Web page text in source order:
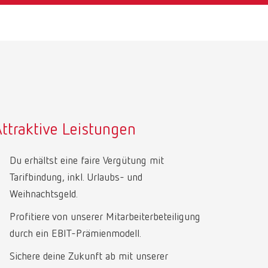
Leistungen
Du erhältst eine faire Vergütung mit
Tarifbindung, inkl. Urlaubs- und
Weihnachtsgeld.
Profitiere von unserer Mitarbeiterbeteiligung
durch ein EBIT-Prämienmodell.
Sichere deine Zukunft ab mit unserer